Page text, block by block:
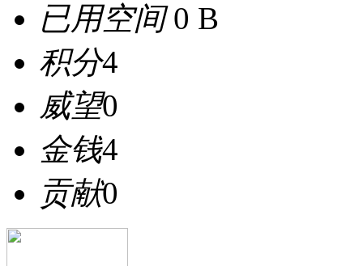
已用空间0 B
积分4
威望0
金钱4
贡献0